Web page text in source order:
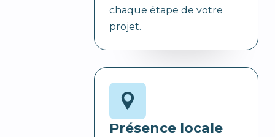
chaque étape de votre
projet.
Présence locale